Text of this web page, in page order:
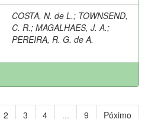
COSTA, N. de L.; TOWNSEND,
C. R.; MAGALHAES, J. A.;
PEREIRA, R. G. de A.
2 3 4 ... 9 Póximo